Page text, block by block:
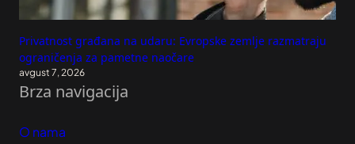
Privatnost građana na udaru: Evropske zemlje razmatraju
ograničenja za pametne naočare
avgust 7, 2026
Brza navigacija
O nama